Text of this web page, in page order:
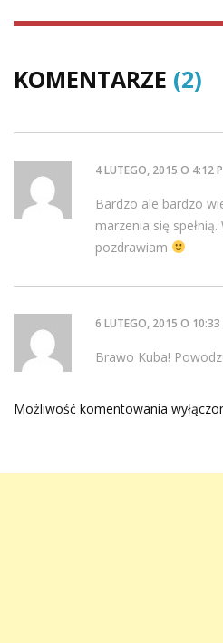
KOMENTARZE (2)
4 LUTEGO, 2015 O 4:12
Bardzo ale bardzo
marzenia się
pozdrawiam
6 LUTEGO, 2015 O 10:33
Brawo Kuba!
Możliwość komentowania